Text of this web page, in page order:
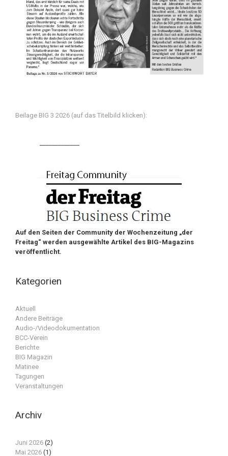
Beilage BIG 3 2026 (auf das Titelbild klicken):
Auf den Seiten der Community der Wochenzeitung „der
Freitag“ werden ausgewählte Artikel des BIG-Magazins
veröffentlicht.
Kategorien
Aktuell
Andere Beiträge
Audio-/Videodokumentation
BCC-Verein
Berichte
BIG Magazin
Matinee
Tagungen
Veranstaltungen
Archiv
Juni 2026 (2)
Mai 2026 (1)